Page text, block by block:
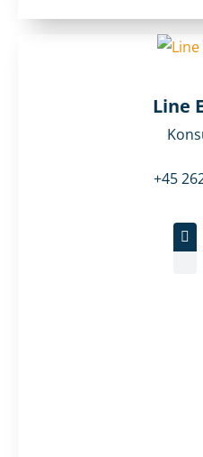
Line
+45